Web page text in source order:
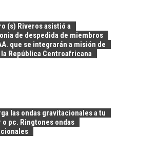
(s) Riveros asistió a
de despedida de miembros
que se integrarán a misión de
la República Centroafricana
las ondas gravitacionales a tu
o pc. Ringtones ondas
AMÉRICA LATINA:
AVANCES Y DESAFÍOS
Chile como hub